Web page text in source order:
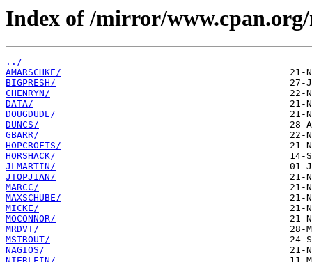
Index of /mirror/
../
AMARSCHKE/
BIGPRESH/
CHENRYN/
DATA/
DOUGDUDE/
DUNCS/
GBARR/
HOPCROFTS/
HORSHACK/
JLMARTIN/
JTOPJIAN/
MARCC/
MAXSCHUBE/
MICKE/
MOCONNOR/
MRDVT/
MSTROUT/
NAGIOS/